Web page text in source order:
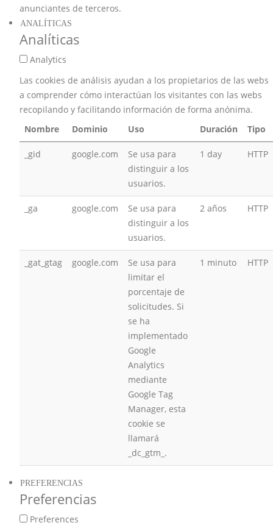
anunciantes de terceros.
ANALÍTICAS
Analíticas
Analytics
Las cookies de análisis ayudan a los propietarios de las webs
a comprender cómo interactúan los visitantes con las webs
recopilando y facilitando información de forma anónima.
Nombre
Dominio Uso Duración Tipo
_gid google.com
Se usa para
distinguir a los
usuarios.
1 day HTTP
_ga google.com
Se usa para
distinguir a los
usuarios.
2 años HTTP
_gat_gtag google.com
Se usa para
limitar el
porcentaje de
solicitudes. Si
se ha
implementado
Google
Analytics
mediante
Google Tag
Manager, esta
cookie se
llamará
_dc_gtm_.
1 minuto HTTP
PREFERENCIAS
Preferencias
Preferences